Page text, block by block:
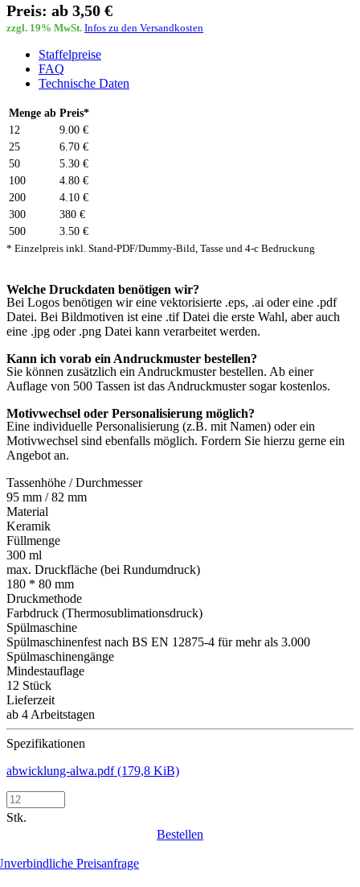
Preis: ab 3,50 €
zzgl. 19% MwSt. Infos zu den Versandkosten
Staffelpreise
FAQ
Technische Daten
Menge ab Preis*
12
9.00 €
25
6.70 €
50
5.30 €
100
4.80 €
200
4.10 €
300
380 €
500
3.50 €
* Einzelpreis inkl. Stand-PDF/Dummy-Bild, Tasse und 4-c Bedruckung
Welche Druckdaten benötigen wir?
Bei Logos benötigen wir eine vektorisierte .eps, .ai oder eine .pdf
Datei. Bei Bildmotiven ist eine .tif Datei die erste Wahl, aber auch
eine .jpg oder .png Datei kann verarbeitet werden.
Kann ich vorab ein Andruckmuster bestellen?
Sie können zusätzlich ein Andruckmuster bestellen. Ab einer
Auflage von 500 Tassen ist das Andruckmuster sogar kostenlos.
Motivwechsel oder Personalisierung möglich?
Eine individuelle Personalisierung (z.B. mit Namen) oder ein
Motivwechsel sind ebenfalls möglich. Fordern Sie hierzu gerne ein
Angebot an.
Tassenhöhe / Durchmesser
95 mm / 82 mm
Material
Keramik
Füllmenge
300 ml
max. Druckfläche (bei Rundumdruck)
180 * 80 mm
Druckmethode
Farbdruck (Thermosublimationsdruck)
Spülmaschine
Spülmaschinenfest nach BS EN 12875-4 für mehr als 3.000
Spülmaschinengänge
Mindestauflage
12 Stück
Lieferzeit
ab 4 Arbeitstagen
Spezifikationen
abwicklung-alwa.pdf(179,8 KiB)
Stk.
Bestellen
Preisanfrage